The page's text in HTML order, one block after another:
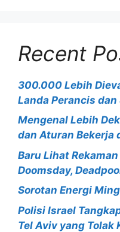
Recent
300.000 Lebih
Landa Perancis dan
Mengenal Lebih
dan Aturan Bekerja
Baru Lihat
Doomsday,
Sorotan Energi
Polisi Israel
Tel Aviv yang Tolak